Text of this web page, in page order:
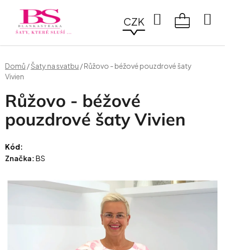
obsah
CZK
Hledat
Domů /Šaty na svatbu /Růžovo - béžové pouzdrové šaty
Vivien
Růžovo - béžové
pouzdrové šaty Vivien
Kód:
Značka: BS